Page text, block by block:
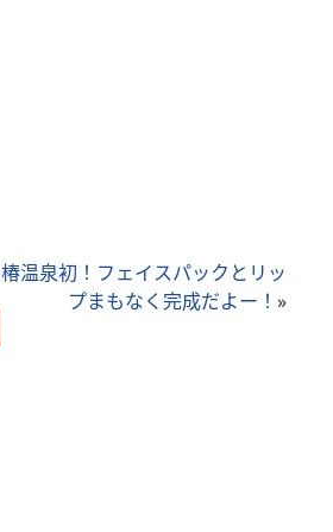
椿温泉初！フェイスパックとリッ
プまもなく完成だよー！ »